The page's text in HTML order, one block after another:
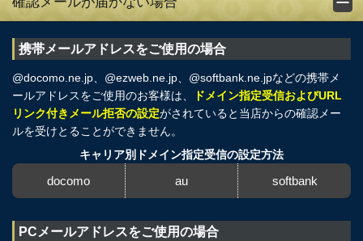
携帯メールアドレスをご使用の場合
@docomo.ne.jp、@ezweb.ne.jp、@softbank.ne.jpなどの携帯メ
ールアドレスをご使用のお客様は、
ドメイン指定受信およびURL
リンク付きメール拒否の設定がされていると当店からの確認メー
ルを受けとることができません。
キャリア別ドメイン指定受信の設定方法
docomo au softbank
PCメールアドレスをご使用の場合